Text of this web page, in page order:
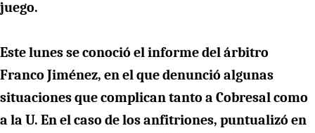
juego.
Este lunes se conoció el informe del árbitro
Franco Jiménez, en el que denunció algunas
situaciones que complican tanto a Cobresal como
a la U. En el caso de los anfitriones, puntualizó en